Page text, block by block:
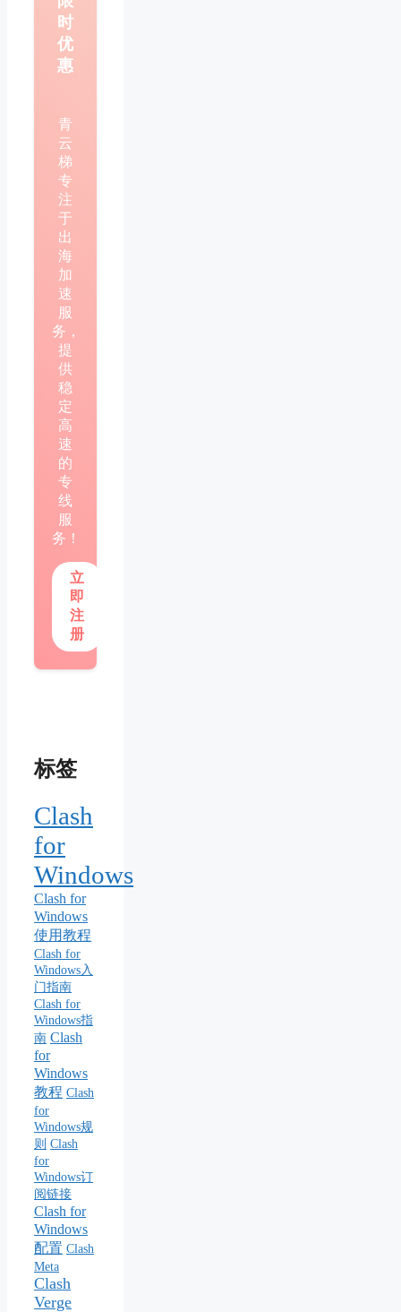
时
优
惠
青
云
梯
专
注
于
出
海
加
速
服
务，
提
供
稳
定
高
速
的
专
线
服
务！
立
即
注
册
标签
Clash
for
Windows
Clash for
Windows
使用教程
Clash for
Windows入
门指南
Clash for
Windows指
南 Clash
for
Windows
教程 Clash
for
Windows规
则 Clash
for
Windows订
阅链接
Clash for
Windows
配置 Clash
Meta
Clash
Verge